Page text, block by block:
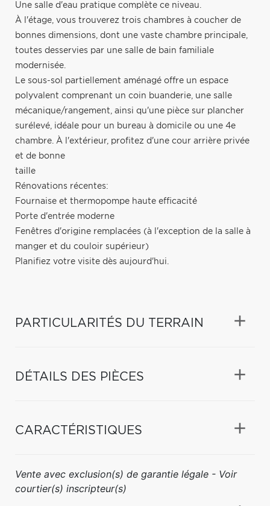
Une salle d'eau pratique complète ce niveau.
À l'étage, vous trouverez trois chambres à coucher de
bonnes dimensions, dont une vaste chambre principale,
toutes desservies par une salle de bain familiale
modernisée.
Le sous-sol partiellement aménagé offre un espace
polyvalent comprenant un coin buanderie, une salle
mécanique/rangement, ainsi qu'une pièce sur plancher
surélevé, idéale pour un bureau à domicile ou une 4e
chambre. À l'extérieur, profitez d'une cour arrière privée
et de bonne
taille
Rénovations récentes:
Fournaise et thermopompe haute efficacité
Porte d'entrée moderne
Fenêtres d'origine remplacées (à l'exception de la salle à
manger et du couloir supérieur)
Planifiez votre visite dès aujourd'hui.
PARTICULARITÉS DU TERRAIN
DÉTAILS DES PIÈCES
CARACTÉRISTIQUES
Vente avec exclusion(s) de garantie légale - Voir
courtier(s) inscripteur(s)